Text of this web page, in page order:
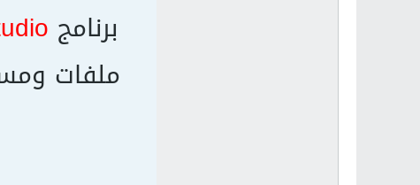
برنامج
ملفات